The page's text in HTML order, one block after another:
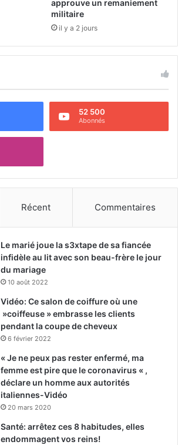
approuve un remaniement
militaire
il y a 2 jours
52 500
Abonnés
Récent Commentaires
Le marié joue la s3xtape de sa fiancée
infidèle au lit avec son beau-frère le jour
du mariage
10 août 2022
Vidéo: Ce salon de coiffure où une
»coiffeuse » embrasse les clients
pendant la coupe de cheveux
6 février 2022
« Je ne peux pas rester enfermé, ma
femme est pire que le coronavirus « ,
déclare un homme aux autorités
italiennes-Vidéo
20 mars 2020
Santé: arrêtez ces 8 habitudes, elles
endommagent vos reins!